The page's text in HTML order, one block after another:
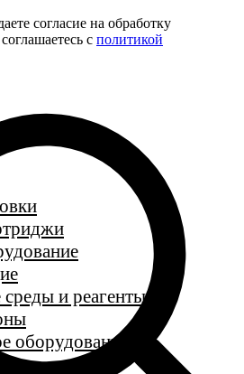
согласие на обработку
c политикой
и реагенты